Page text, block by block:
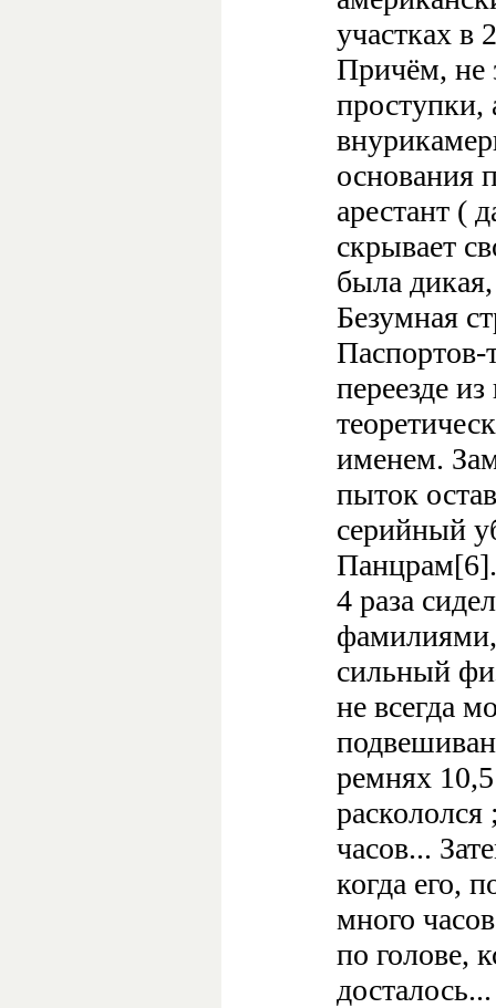
участках в
Причём, не
проступки,
основания
арестант (
скрывает
была дикая,
Безумная
переезде
именем.
пыток
серийный
4 раза
сильный
не всегда
ремнях
часов...
когда его,
много
по голове,
досталось...